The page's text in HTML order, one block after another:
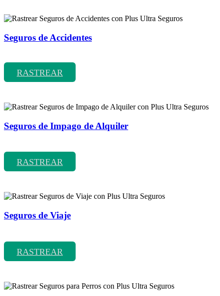
Seguros de Accidentes
RASTREAR
Seguros de Impago de Alquiler
RASTREAR
Seguros de Viaje
RASTREAR